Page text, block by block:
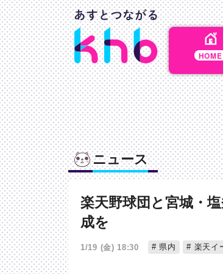
HOME
ニュース
楽天野球団と宮城・
成を
1/19 (金) 18:30 県内 楽天イ